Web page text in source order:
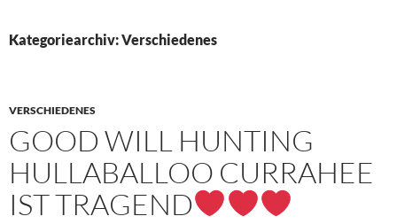
Kategoriearchiv: Verschiedenes
VERSCHIEDENES
GOOD WILL HUNTING
HULLABALLOO CURRAHEE
IST TRAGEND